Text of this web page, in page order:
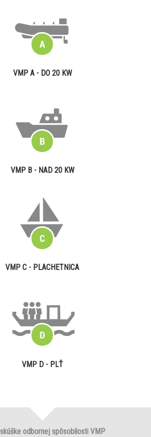
VMP A - DO 20 KW
VMP B - NAD 20 KW
VMP C - PLACHETNICA
VMP D - PLŤ
skúške odbornej spôsobilosti VMP